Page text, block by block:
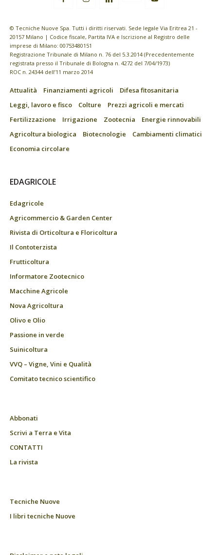
© Tecniche Nuove Spa. Tutti i diritti riservati. Sede legale Via Eritrea 21 -
20157 Milano | Codice fiscale, Partita IVA e Iscrizione al Registro delle
imprese di Milano: 00753480151
Registrazione Tribunale di Milano n. 76 del 5.3.2014 (Precedentemente
registrata presso il Tribunale di Bologna n. 4272 del 7/04/1973)
ROC n. 24344 dell’11 marzo 2014
Attualità Finanziamenti agricoli
Difesa fitosanitaria
Leggi, lavoro e fisco
Colture
Prezzi agricoli e mercati
Fertilizzazione
Irrigazione Zootecnia
Energie rinnovabili
Agricoltura biologica
Biotecnologie
Cambiamenti climatici
Economia circolare
EDAGRICOLE
Edagricole
Agricommercio & Garden Center
Rivista di Orticoltura e Floricoltura
Il Contoterzista
Frutticoltura
Informatore Zootecnico
Macchine Agricole
Nova Agricoltura
Olivo e Olio
Passione in verde
Suinicoltura
VVQ – Vigne, Vini e Qualità
Comitato tecnico scientifico
Abbonati
Scrivi a Terra e Vita
CONTATTI
La rivista
Tecniche Nuove
I libri tecniche Nuove